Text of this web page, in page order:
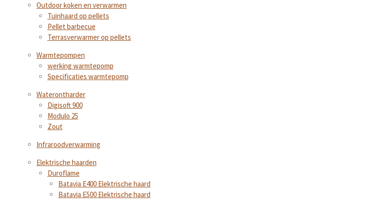
Outdoor koken en verwarmen
Tuinhaard op pellets
Pellet barbecue
Terrasverwarmer op pellets
Warmtepompen
werking warmtepomp
Specificaties warmtepomp
Waterontharder
Digisoft 900
Modulo 25
Zout
Infraroodverwarming
Elektrische haarden
Duroflame
Batavia E400 Elektrische haard
Batavia E500 Elektrische haard